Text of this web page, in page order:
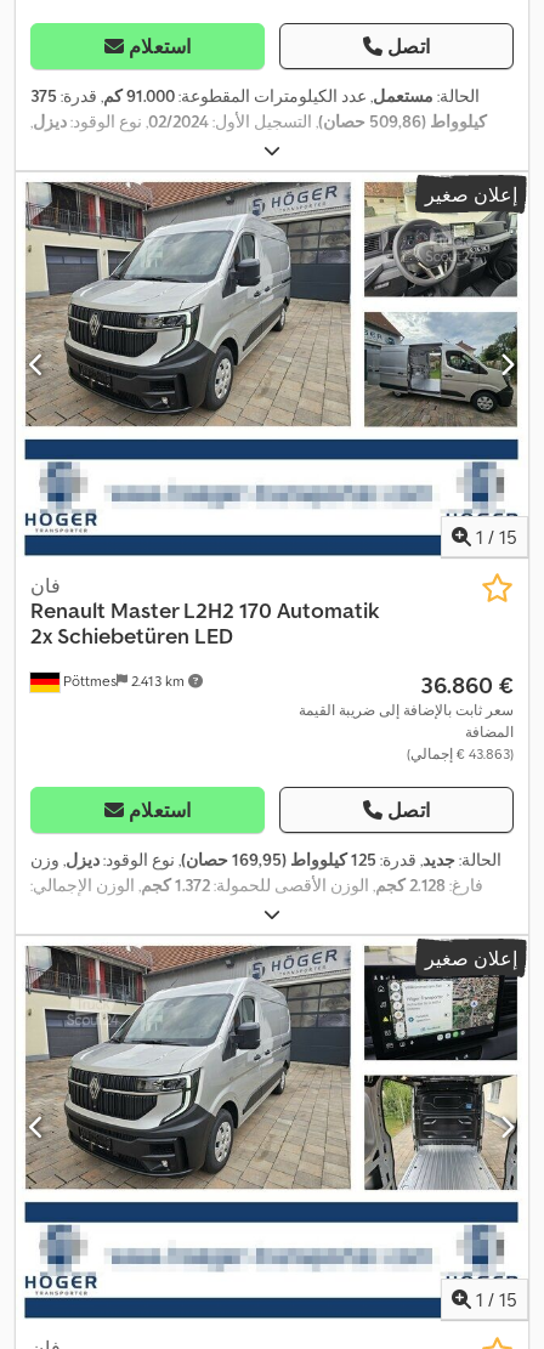
استعلام اتصل
الحالة: مستعمل, عدد الكيلومترات المقطوعة:91.000 كم , قدرة: 375
كيلوواط (509,86 حصان)
, التسجيل الأول:02/2024, نوع الوقود:ديزل,
, لون:
الانبعاثات:يورو 6 , تعليق:آخر, عدد المقاعد:2, معدات:تكييف الهواء, حمام,
سخان التدفئة أثناء التوقف, نظام الملاحة, وصلات المقطورة,إعلان صغير
1 / 15
Pöttmes 2.413 km
فان
Renault Master L2H2 170 Automatik
2x Schiebetüren LED
‏36.860 €
سعر ثابت بالإضافة إلى ضريبة القيمة
المضافة
(‏43.863 € إجمالي)
استعلام اتصل
الحالة:جديد, قدرة: 125 كيلوواط (169,95 حصان) , نوع الوقود:ديزل, وزن
فارغ: 2.128 كجم , الوزن الأقصى للحمولة:1.372 كجم
, الوزن الإجمالي:
205/75R16C
العجلات:3.682 مم , انبعاثات ثاني أكسيد الكربون (CO₂): 166 غ/كم,
استهلاك الوقود (داخل المدينة):7,2 لتر/100 كم
, استهلاك الوقود (خارج
المدينة):5,8 لتر/100 كم , استهلاك الوقود (مجمع):6,3 لتر/100 كم
, لون:
فضي, نوع التروس: تلقائي, تعليق:فولاذ, عدد المقاعد:3, الطول الكلي:
5.680 مم
, حجم مساحة التحميل:10,8 م³ , طول مساحة التحميل:
3.225
مم, عرض مساحة التحميل:1.765 مم , ارتفاع مساحة التحميل:1.885 مم
,
سنة الصنع:2026 , مقاس الإطار الأمامي: 205/75R16C, مقاس الإطار
الخلفي: 205/75R16C , معدات:أضواء الضباب, باب منزلق, برنامج الثبات
الإلكتروني (ESP), تكييف الهواء, ضمان المركبات المستعملة, قفل
مركزي, كابينة, كمبيوتر على متن المركبة, مثبت السرعة, مرشح
السخام, نظام التحكم في الجر, نظام الفرامل المانعة للانغلاق (ABS),
نظام الملاحة, نظام منع التشغيل, وسادة هوائية
إعلان صغير
1 / 15